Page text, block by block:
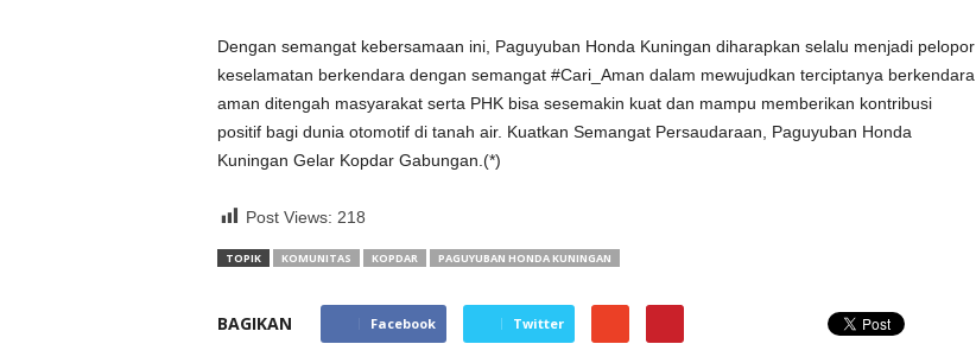
Dengan semangat kebersamaan ini, Paguyuban Honda Kuningan diharapkan selalu menjadi pelopor
keselamatan berkendara dengan semangat #Cari_Aman dalam mewujudkan terciptanya berkendara
aman ditengah masyarakat serta PHK bisa sesemakin kuat dan mampu memberikan kontribusi
positif bagi dunia otomotif di tanah air. Kuatkan Semangat Persaudaraan, Paguyuban Honda
Kuningan Gelar Kopdar Gabungan.(*)
Post Views: 218
TOPIK KOMUNITAS KOPDAR PAGUYUBAN HONDA KUNINGAN
BAGIKAN Facebook Twitter